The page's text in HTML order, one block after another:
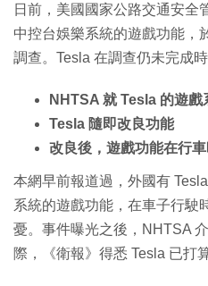
日前，美國國家公路交通安全
中控台娛樂系統的遊戲功能，
調查。Tesla 在調查仍未完成
NHTSA 就 Tesla 的遊戲
Tesla 隨即改良功能
改良後，遊戲功能在行
本網早前報道過，外國有
系統的遊戲功能，在車子行駛
憂。事件曝光之後，NHTSA
際，《衛報》得悉 Tesla 已打